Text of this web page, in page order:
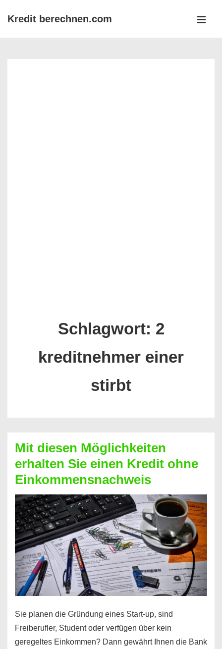
ZumKredit berechnen.com
Schlagwort: 2
kreditnehmer einer
stirbt
Mit diesen Möglichkeiten
erhalten Sie einen Kredit ohne
Einkommensnachweis
Sie planen die Gründung eines Start-up, sind
Freiberufler, Student oder verfügen über kein
geregeltes Einkommen? Dann gewährt Ihnen die Bank